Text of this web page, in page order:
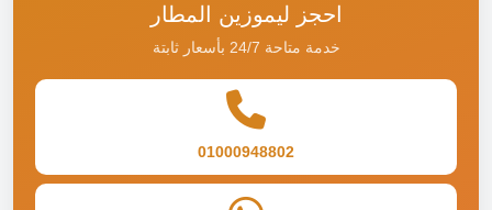
احجز ليموزين المطار
خدمة متاحة 24/7 بأسعار ثابتة
01000948802